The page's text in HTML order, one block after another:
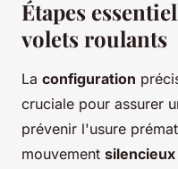
Étapes
volets roulants
La configuration
cruciale pour assurer
prévenir l'usure
mouvement silencieux